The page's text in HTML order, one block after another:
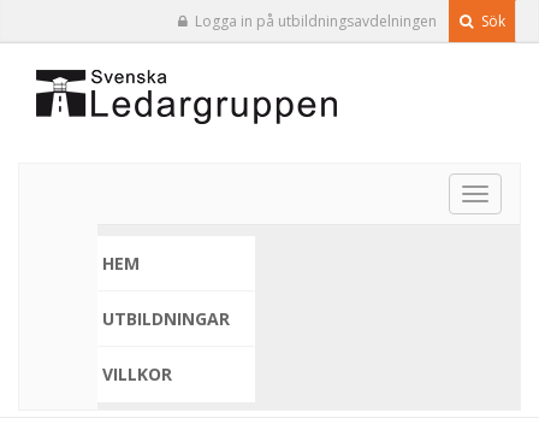
Logga in på utbildningsavdelningen Sök
Toggle
HEM
UTBILDNINGAR
VILLKOR